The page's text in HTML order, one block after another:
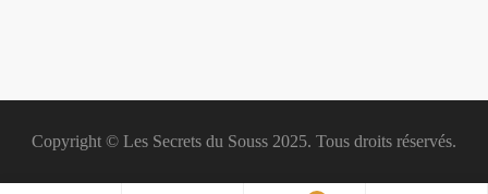
Copyright © Les Secrets du Souss 2025. Tous droits réservés.